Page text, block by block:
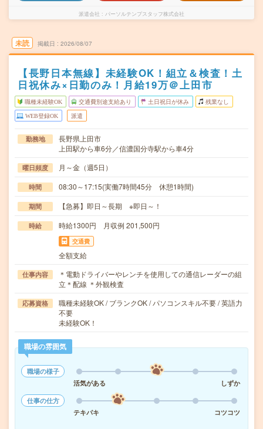
派遣会社 パーソルテンプスタッフ株式会社
未読 掲載日 2026/08/07
【長野日本無線】未経験OK！組立＆検査！土
日祝休み×日勤のみ！月給19万＠上田市
職種未経験OK 交通費別途支給あり 土日祝日が休み 残業なし
WEB登録OK 派遣
勤務地
長野県上田市
上田駅から車6分／信濃国分寺駅から車4分
曜日頻度 月～金（週5日）
時間 08:30～17:15(実働7時間45分 休憩1時間)
期間 【急募】即日～長期 ※即日～！
時給 時給1300円 月収例 201,500円
交通費
全額支給
仕事内容
＊電動ドライバーやレンチを使用しての通信レーダーの組
立＊配線 ＊外観検査
応募資格
職種未経験OK / ブランクOK / パソコンスキル不要 / 英語力
不要
未経験OK！
職場の雰囲気
職場の様子
活気がある
しずか
仕事の仕方
テキパキ
コツコツ